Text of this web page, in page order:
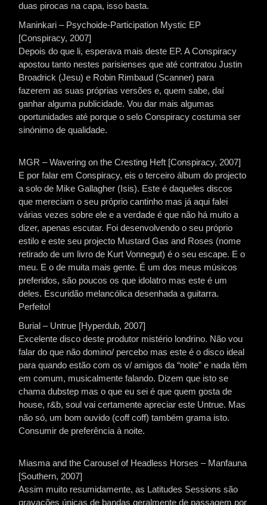
duas pirocas na capa, isso basta.
Maninkari – Psychoide-Participation Mystic EP
[Conspiracy, 2007]
Depois do que li, esperava mais deste EP. A Conspiracy
apostou tanto nestes parisienses que até contratou Justin
Broadrick (Jesu) e Robin Rimbaud (Scanner) para
fazerem as suas próprias versões e, quem sabe, daí
ganhar alguma publicidade. Vou dar mais algumas
oportunidades até porque o selo Conspiracy costuma ser
sinónimo de qualidade.
MGR – Wavering on the Cresting Heft [Conspiracy, 2007]
E por falar em Conspiracy, eis o terceiro álbum do projecto
a solo de Mike Gallagher (Isis). Este é daqueles discos
que mereciam o seu próprio cantinho mas já aqui falei
várias vezes sobre ele e a verdade é que não há muito a
dizer, apenas escutar. Foi desenvolvendo o seu próprio
estilo e este seu projecto Mustard Gas and Roses (nome
retirado de um livro de Kurt Vonnegut) é o seu escape. E o
meu. E o de muita mais gente. É um dos meus músicos
preferidos, são poucos os que idolatro mas este é um
deles. Escuridão melancólica desenhada a guitarra.
Perfeito!
Burial – Untrue [Hyperdub, 2007]
Excelente disco deste produtor mistério londrino. Não vou
falar do que não domino/ percebo mas este é o disco ideal
para quando estão com os v/ amigos da “noite” e nada têm
em comum, musicalmente falando. Dizem que isto se
chama dubstep mas o que eu sei é que quem gosta de
house, r&b, soul vai certamente apreciar este Untrue. Mas
não só, um bom ouvido (coff coff) também grama isto.
Consumir de preferência à noite.
Miasma and the Carousel of Headless Horses – Manfauna
[Southern, 2007]
Assim muito resumidamente, as Latitudes Sessions são
gravações únicas de bandas geralmente de passagem por